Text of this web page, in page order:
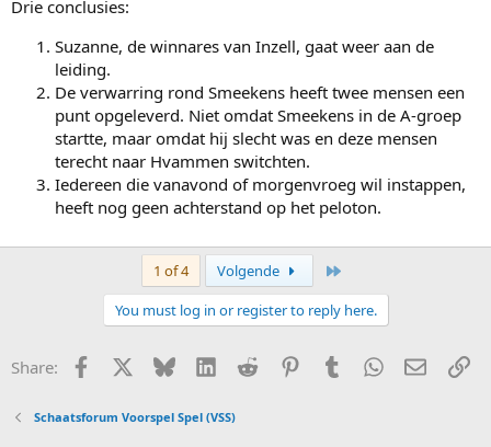
Drie conclusies:
Suzanne, de winnares van Inzell, gaat weer aan de
leiding.
De verwarring rond Smeekens heeft twee mensen een
punt opgeleverd. Niet omdat Smeekens in de A-groep
startte, maar omdat hij slecht was en deze mensen
terecht naar Hvammen switchten.
Iedereen die vanavond of morgenvroeg wil instappen,
heeft nog geen achterstand op het peloton.
1 of 4 Volgende
You must log in or register to reply here.
Share: Facebook Bluesky LinkedInReddit PinterestTumblrWhatsApp
E-mail
Schaatsforum Voorspel Spel (VSS)